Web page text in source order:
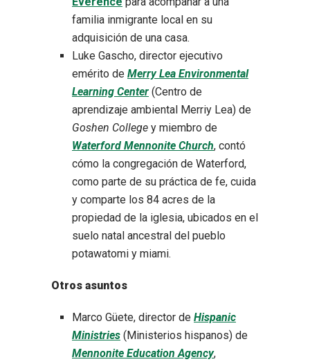
familia inmigrante local en su
adquisición de una casa.
Luke Gascho, director ejecutivo
emérito de Merry Lea Environmental
Learning Center (Centro de
aprendizaje ambiental Merriy Lea) de
Goshen College y miembro de
Waterford Mennonite Church, contó
cómo la congregación de Waterford,
como parte de su práctica de fe, cuida
y comparte los 84 acres de la
propiedad de la iglesia, ubicados en el
suelo natal ancestral del pueblo
potawatomi y miami.
Otros asuntos
Marco Güete, director de Hispanic
Ministries (Ministerios hispanos) de
Mennonite Education Agency,